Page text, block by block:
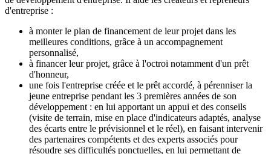
d'entreprise :
à monter le plan de financement de leur projet dans les
meilleures conditions, grâce à un accompagnement
personnalisé,
à financer leur projet, grâce à l'octroi notamment d'un prêt
d'honneur,
une fois l'entreprise créée et le prêt accordé, à pérenniser la
jeune entreprise pendant les 3 premières années de son
développement : en lui apportant un appui et des conseils
(visite de terrain, mise en place d'indicateurs adaptés, analyse
des écarts entre le prévisionnel et le réel), en faisant intervenir
des partenaires compétents et des experts associés pour
résoudre ses difficultés ponctuelles, en lui permettant de